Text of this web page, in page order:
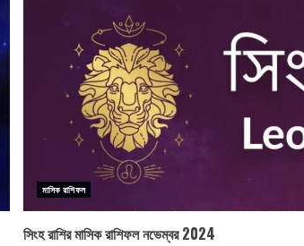
মাসিক রাশিফল
সিংহ রাশির মাসিক রাশিফল নভেম্বর 2024